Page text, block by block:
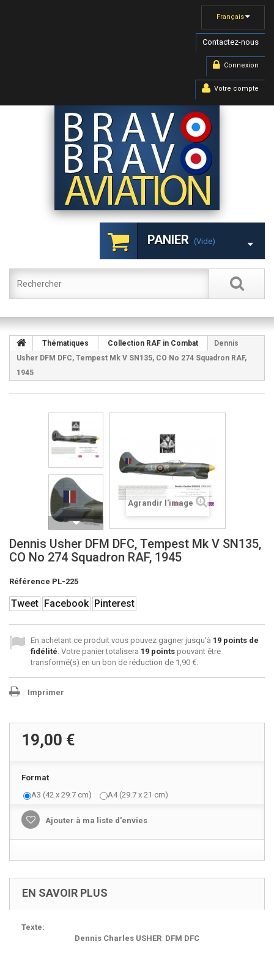
Français
Contactez-nous
Connexion
Votre compte
PANIER (vide)
Thématiques Collection RAF in Combat
Dennis
Usher DFM DFC, Tempest Mk V SN135, CO No 274 Squadron RAF,
1945
Agrandir l'image
Dennis Usher DFM DFC, Tempest Mk V SN135,
CO No 274 Squadron RAF, 1945
Référence PL-225
Tweet Facebook Pinterest
En achetant ce produit vous pouvez gagner jusqu'à 19 points de
fidélité. Votre panier totalisera 19 points pouvant être
transformé(s) en un bon de réduction de 1,90 €.
Imprimer
19,00 €
Format
A3 (42 x 29.7 cm)
A4 (29.7 x 21 cm)
Ajouter à ma liste d'envies
EN SAVOIR PLUS
Texte:
Dennis Charles USHER DFM DFC